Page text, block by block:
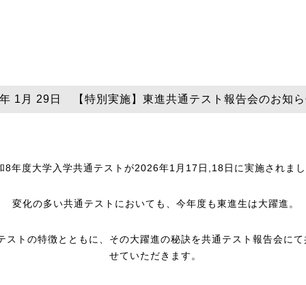
1月 29日 【特別実施】東進共通テスト報告会のお知
8年度大学入学共通テストが2026年1月17日,18日に実施されまし
変化の多い共通テストにおいても、今年度も東進生は大躍進。
ストの特徴とともに、その大躍進の秘訣を共通テスト報告会にて
せていただきます。